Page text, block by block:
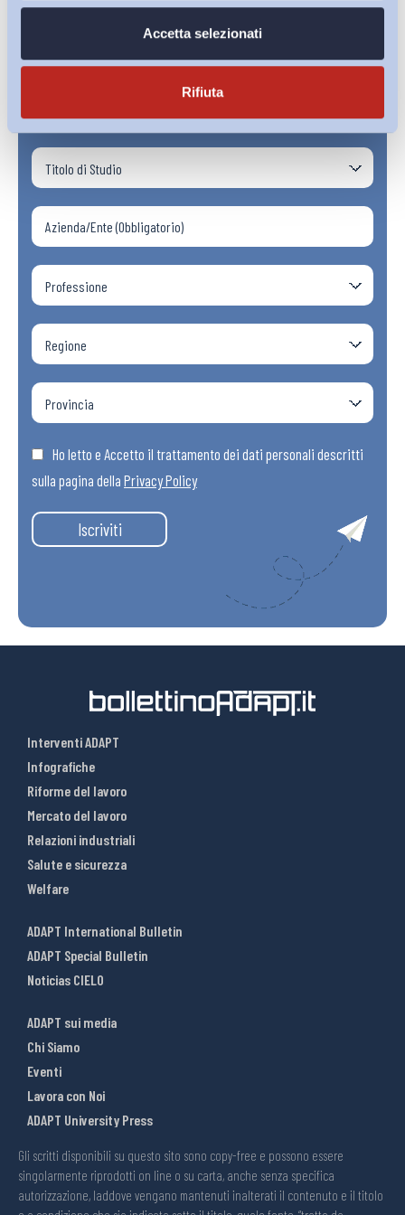
Accetta selezionati
Rifiuta
Ho letto e Accetto il trattamento dei dati personali descritti
sulla pagina della Privacy Policy
Iscriviti
Interventi ADAPT
Infografiche
Riforme del lavoro
Mercato del lavoro
Relazioni industriali
Salute e sicurezza
Welfare
ADAPT International Bulletin
ADAPT Special Bulletin
Noticias CIELO
ADAPT sui media
Chi Siamo
Eventi
Lavora con Noi
ADAPT University Press
Gli scritti disponibili su questo sito sono copy-free e possono essere
singolarmente riprodotti on line o su carta, anche senza specifica
autorizzazione, laddove vengano mantenuti inalterati il contenuto e il titolo